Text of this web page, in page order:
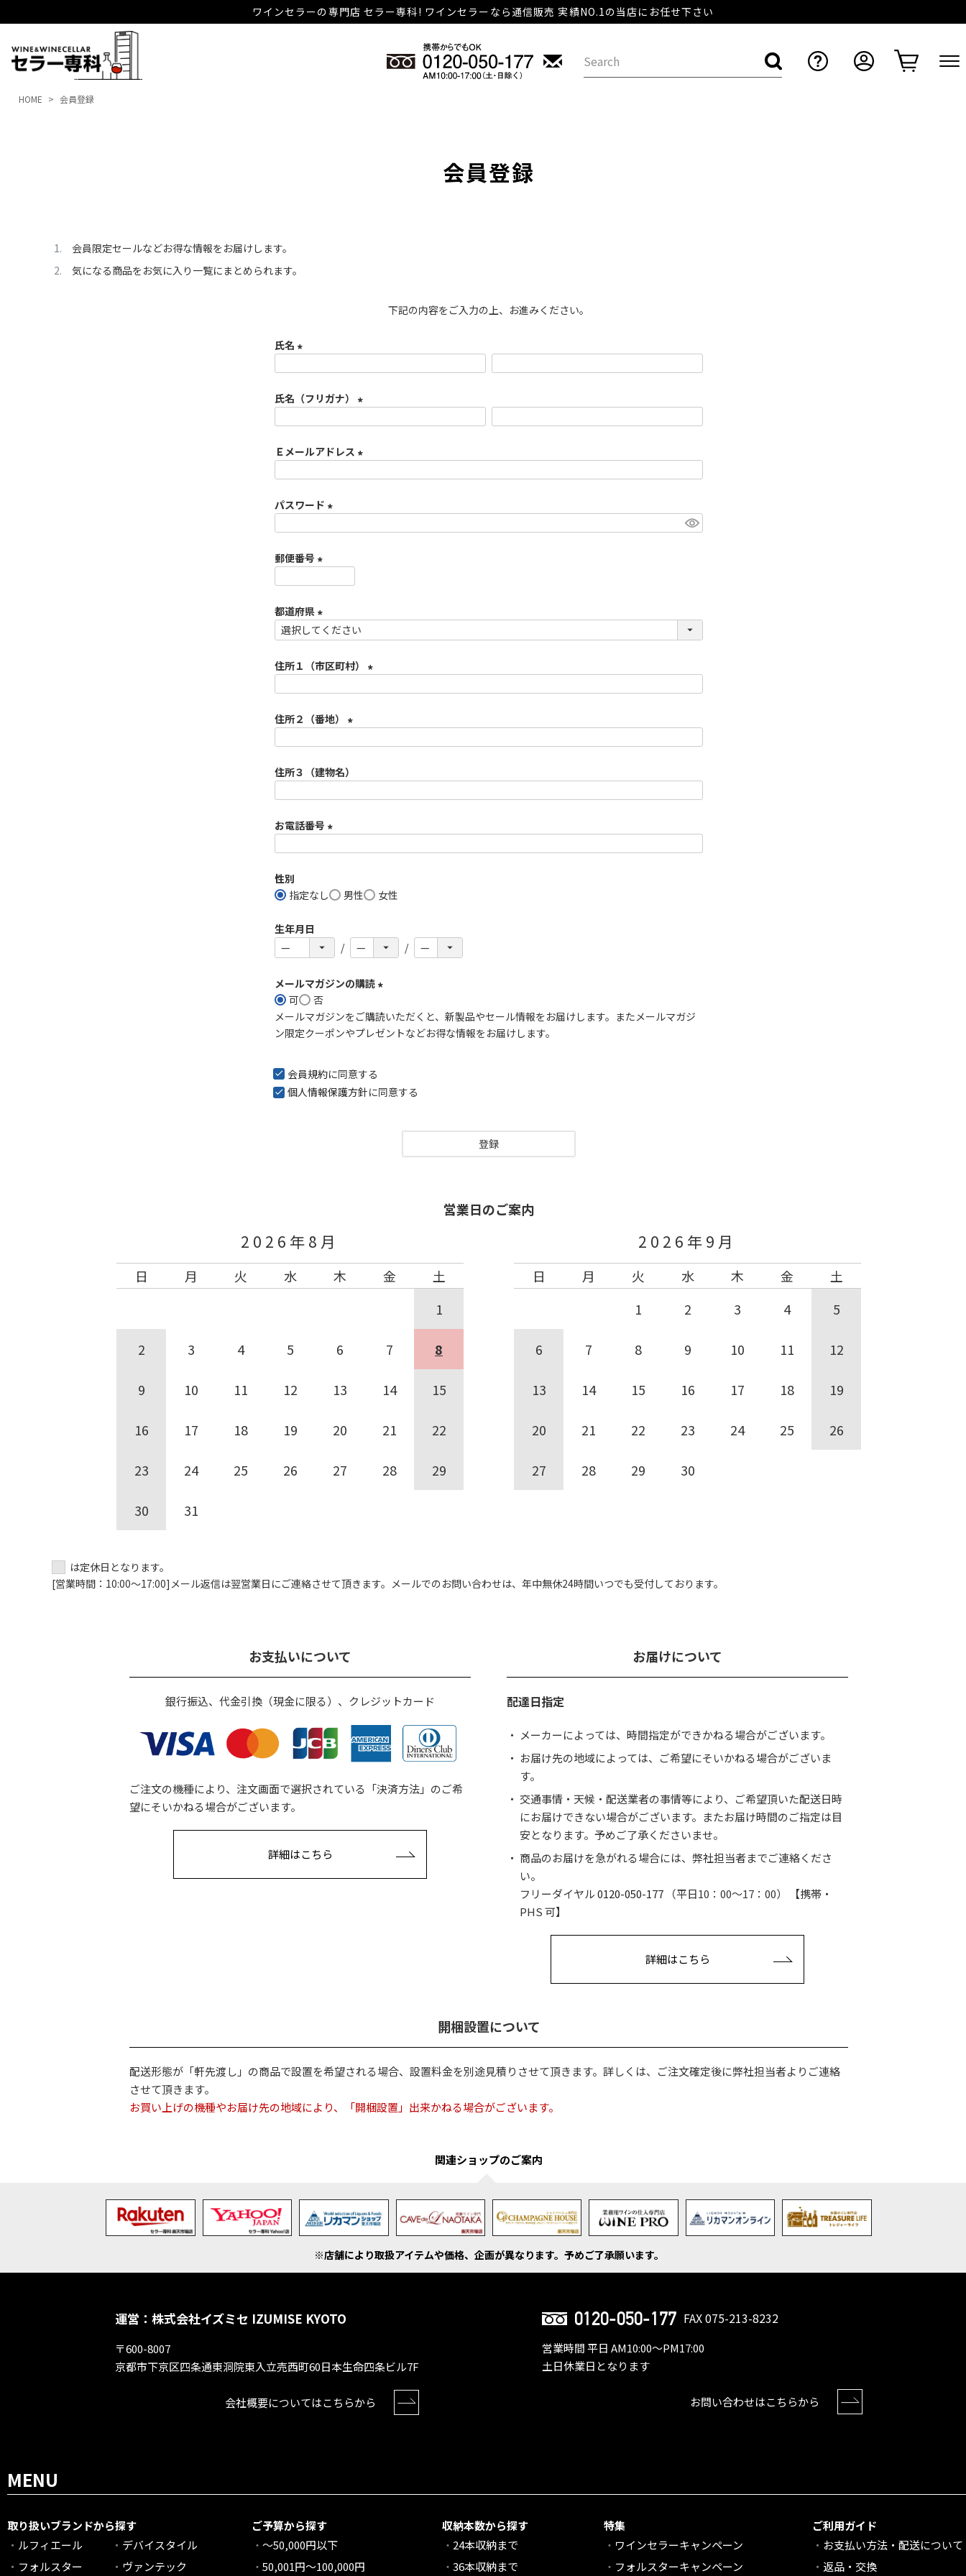
ワインセラーの専門店 セラー専科! ワインセラーなら通信販売 実績NO.1の当店にお任せ下さい
HOME 会員登録
会員登録
会員限定セールなどお得な情報をお届けします。
気になる商品をお気に入り一覧にまとめられます。
下記の内容をご入力の上、お進みください。
氏名
須
氏名（フリガナ）
須
Ｅメールアドレス
パスワード
郵便番号
須
)
都道府県
(
須
住所１（市区町村）
住所２（番地）
須
住所３（建物名）
お電話番号
)
性別
指定なし
男性 女性
生年月日
メールマガジンの購読
必
須
可
否
メールマガジンをご購読いただくと、新製品やセール情報をお届けします。またメールマガジ
ン限定クーポンやプレゼントなどお得な情報をお届けします。
会員規約に同意する
個人情報保護方針に同意する
登録
営業日のご案内
2026年8月
日 月 火 水 木 金
土
1
2 3 4 5 6 7 8
9 10 11 12 13 14 15
16 17 18 19 20 21 22
23 24 25 26 27 28 29
30 31
2026年9月
日 月 火 水 木 金
土
1
2 3 4 5
6 7 8 9 10 11 12
13 14 15 16 17 18 19
20 21 22 23 24 25 26
27 28 29 30
は定休日となります。
[営業時間：10:00～17:00]メール返信は翌営業日にご連絡させて頂きます。 メールでのお問い合わせは、 年中無休24時間いつでも受付しております。
お支払いについて
銀行振込、代金引換（現金に限る）、クレジットカード
ご注文の機種により、注文画面で選択されている「決済方法」のご希
望にそいかねる場合がございます。
詳細はこちら
お届けについて
配達日指定
メーカーによっては、時間指定ができかねる場合がございます。
お届け先の地域によっては、ご希望にそいかねる場合がございま
す。
交通事情・天候・配送業者の事情等により、ご希望頂いた配送日時
にお届けできない場合がございます。またお届け時間のご指定は目
安となります。予めご了承くださいませ。
商品のお届けを急がれる場合には、弊社担当者までご連絡くださ
い。
フリーダイヤル0120-050-177 （平日10：00〜17：00） 【携帯・
PHS 可】
詳細はこちら
開梱設置について
配送形態が「軒先渡し」の商品で設置を希望される場合、設置料金を別途見積りさせて頂きます。詳しくは、ご注文確定後に弊社担当者よりご連絡
させて頂きます。
お買い上げの機種やお届け先の地域により、「開梱設置」出来かねる場合がございます。
関連ショップのご案内
※店舗により取扱アイテムや価格、企画が異なります。 予めご了承願います。
運営：株式会社イズミセ IZUMISE KYOTO
〒600-8007
京都市下京区四条通東洞院東入立売西町60日本生命四条ビル7F
会社概要についてはこちらから
0120-050-177 FAX 075-213-8232
営業時間 平日 AM10:00〜PM17:00
土日休業日となります
お問い合わせはこちらから
MENU
取り扱いブランドから探す
ルフィエール
デバイスタイル
フォルスター
ヴァンテック
ご予算から探す
～50,000円以下
50,001円～100,000円
収納本数から探す
24本収納まで
36本収納まで
特集
ワインセラーキャンペーン
フォルスターキャンペーン
ご利用ガイド
お支払い方法・配送について
返品・交換